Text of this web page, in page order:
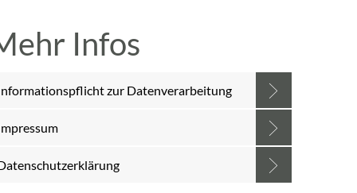
Infos
zur Datenverarbeitung